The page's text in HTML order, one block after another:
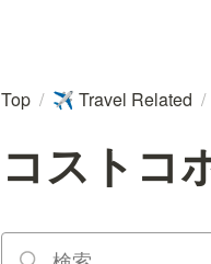
Top / ✈️ Travel Related /
コストコ